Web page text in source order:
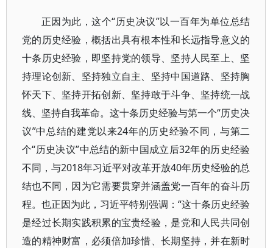
正因为此，这个“历史决议”以一百年为单位总结
党的历史经验，概括出具有根本性和长远指导意义的
十条历史经验，即坚持党的领导、坚持人民至上、坚
持理论创新、坚持独立自主、坚持中国道路、坚持胸
怀天下、坚持开拓创新、坚持敢于斗争、坚持统一战
线、坚持自我革命。这十条历史经验与第一个“历史决
议”中总结的建党以来24年的历史经验不同，与第二
个“历史决议”中总结的新中国成立后32年的历史经验
不同，与2018年习近平对改革开放40年历史经验的总
结也不同，因为它需要贯穿并涵盖党一百年的奋斗历
程。也正因为此，习近平特别强调：“这十条历史经验
是经过长期实践积累的宝贵经验，是党和人民共同创
造的精神财富，必须倍加珍惜、长期坚持，并在新时